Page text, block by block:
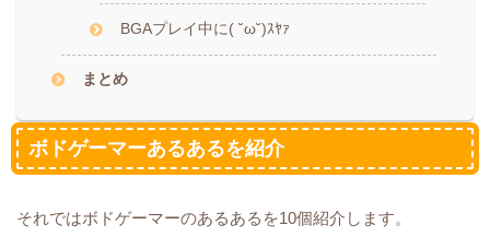
BGAプレイ中に( ˘ω˘)ｽﾔｧ
まとめ
ボドゲーマーあるあるを紹介
それではボドゲーマーのあるあるを10個紹介します。